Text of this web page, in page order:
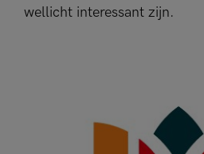
wellicht interessant zijn.